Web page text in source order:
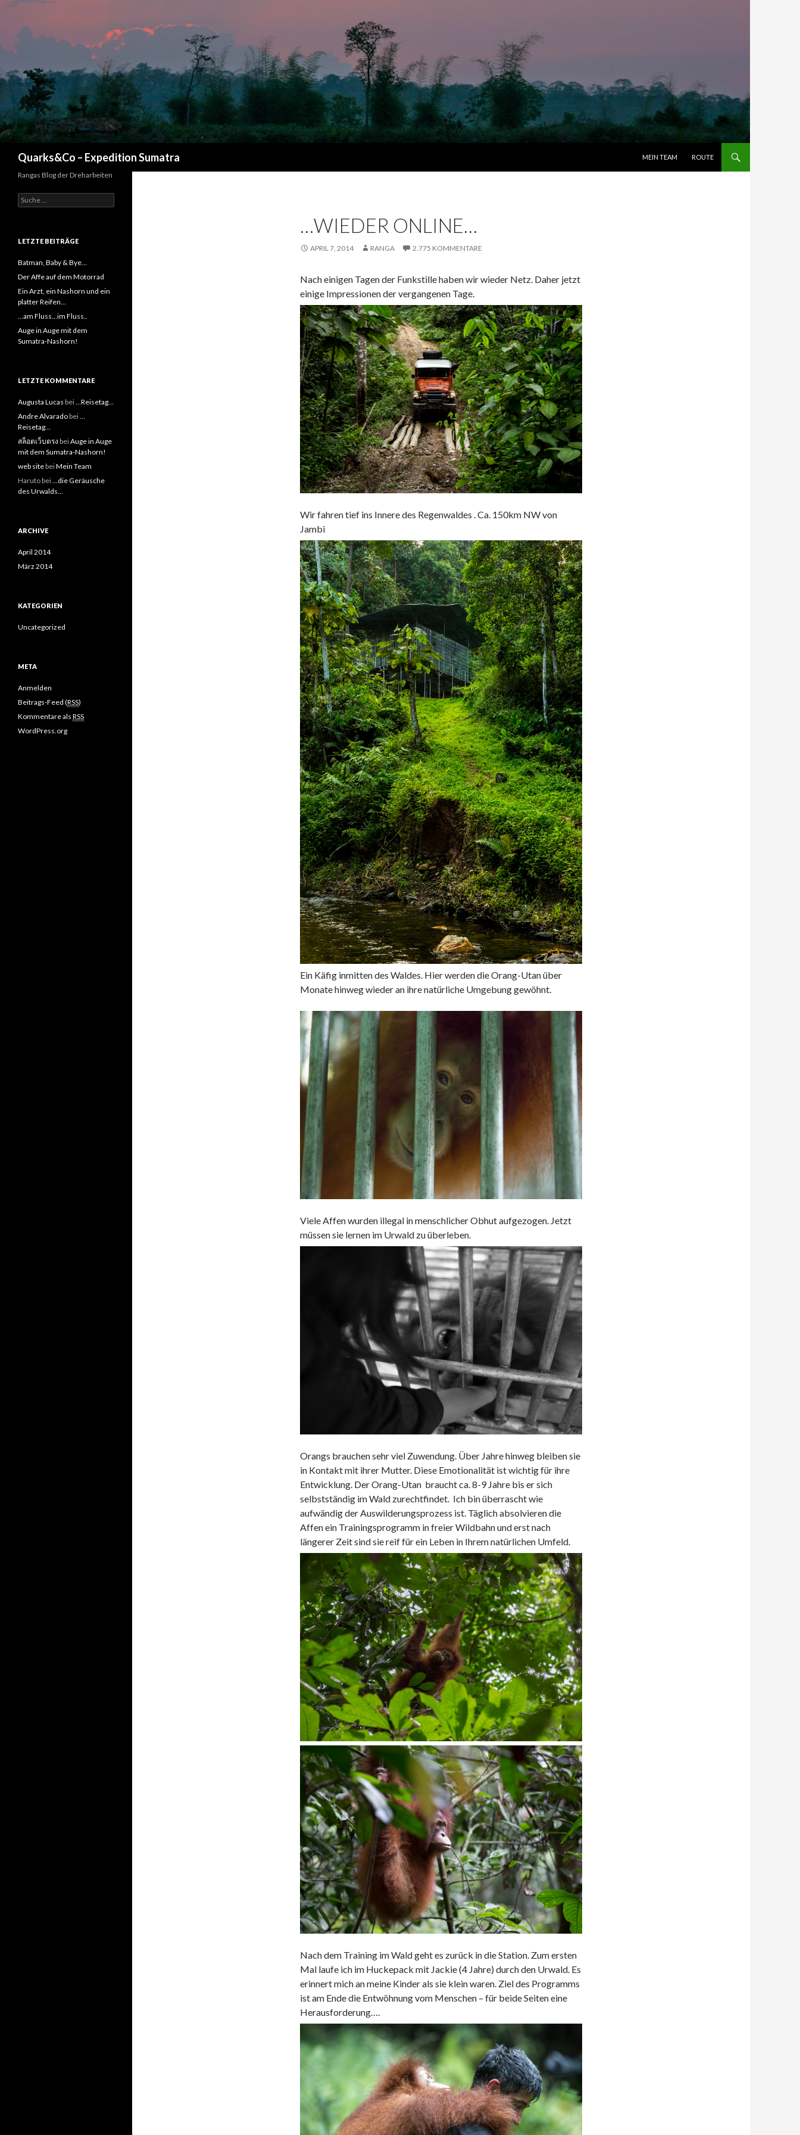
Quarks&Co – Expedition Sumatra
MEIN TEAM
ROUTE
…WIEDER ONLINE…
APRIL 7, 2014 RANGA 2.775 KOMMENTARE
Nach einigen Tagen der Funkstille haben wir wieder Netz. Daher jetzt
einige Impressionen der vergangenen Tage.
Wir fahren tief ins Innere des Regenwaldes . Ca. 150km NW von
Jambi
Ein Käfig inmitten des Waldes. Hier werden dieOrang-Utan über
Monate hinweg wieder an ihre natürliche Umgebung gewöhnt.
Viele Affen wurden illegal in menschlicher Obhut aufgezogen. Jetzt
müssen sie lernen im Urwald zu überleben.
Orangs brauchen sehr viel Zuwendung. Über Jahre hinweg bleiben sie
in Kontakt mit ihrer Mutter. Diese Emotionalität ist wichtig für ihre
Entwicklung. Der Orang-Utan braucht ca. 8-9 Jahre bis er sich
selbstständig im Wald zurechtfindet. Ich bin überrascht wie
aufwändig der Auswilderungsprozess ist. Täglich absolvieren die
Affen ein Trainingsprogramm in freier Wildbahn und erst nach
längerer Zeit sind sie reif für ein Leben in Ihrem natürlichen Umfeld.
Nach dem Training im Wald geht es zurück in die Station. Zum ersten
Mal laufe ich im Huckepack mit Jackie (4 Jahre) durch den Urwald. Es
erinnert mich an meine Kinder als sie klein waren. Ziel des Programms
ist am Ende die Entwöhnung vom Menschen – für beide Seiten eine
Herausforderung….
Rangas Blog der Dreharbeiten
Suche nach:
LETZTE BEITRÄGE
Batman, Baby & Bye…
Der Affe auf dem Motorrad
Ein Arzt, ein Nashorn und ein
platter Reifen…
…am Fluss…im Fluss..
Auge in Auge mit dem
Sumatra-Nashorn!
LETZTE KOMMENTARE
Augusta Lucas bei…Reisetag…
Andre Alvaradobei…
Reisetag…
สล็อตเว็บตรง beiAuge in Auge
mit dem Sumatra-Nashorn!
web sitebeiMein Team
Haruto bei…die Geräusche
des Urwalds…
ARCHIVE
April 2014
März 2014
KATEGORIEN
Uncategorized
META
Anmelden
Beitrags-Feed (RSS)
Kommentare als RSS
WordPress.org